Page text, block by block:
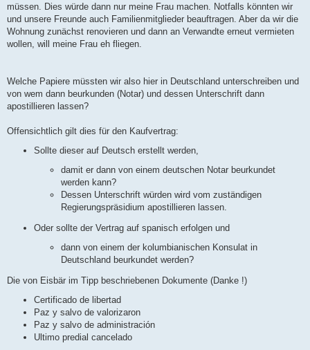
müssen. Dies würde dann nur meine Frau machen. Notfalls könnten wir
und unsere Freunde auch Familienmitglieder beauftragen. Aber da wir die
Wohnung zunächst renovieren und dann an Verwandte erneut vermieten
wollen, will meine Frau eh fliegen.
Welche Papiere müssten wir also hier in Deutschland unterschreiben und
von wem dann beurkunden (Notar) und dessen Unterschrift dann
apostillieren lassen?
Offensichtlich gilt dies für den Kaufvertrag:
Sollte dieser auf Deutsch erstellt werden,
damit er dann von einem deutschen Notar beurkundet
werden kann?
Dessen Unterschrift würden wird vom zuständigen
Regierungspräsidium apostillieren lassen.
Oder sollte der Vertrag auf spanisch erfolgen und
dann von einem der kolumbianischen Konsulat in
Deutschland beurkundet werden?
Die von Eisbär im Tipp beschriebenen Dokumente (Danke !)
Certificado de libertad
Paz y salvo de valorizaron
Paz y salvo de administración
Ultimo predial cancelado